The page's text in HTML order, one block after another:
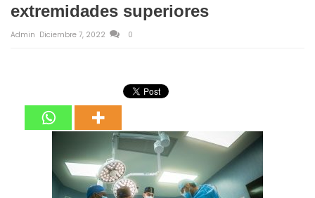
extremidades superiores
Admin Diciembre 7, 2022 0